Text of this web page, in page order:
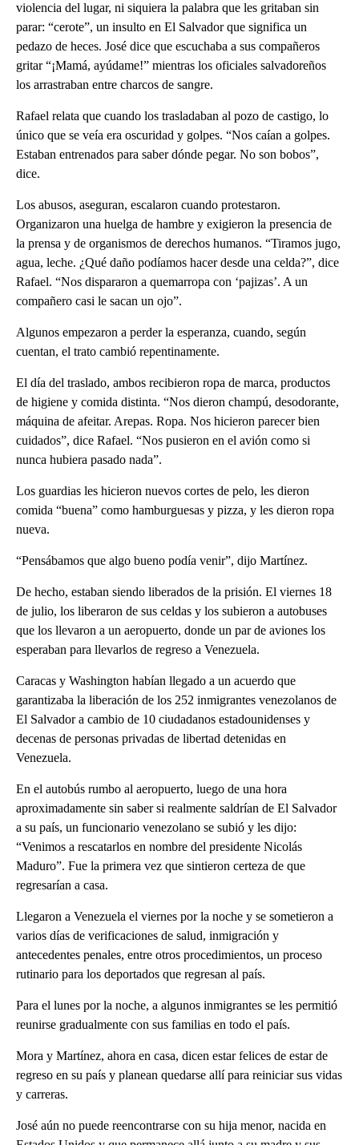
violencia del lugar, ni siquiera la palabra que les gritaban sin
parar: “cerote”, un insulto en El Salvador que significa un
pedazo de heces. José dice que escuchaba a sus compañeros
gritar “¡Mamá, ayúdame!” mientras los oficiales salvadoreños
los arrastraban entre charcos de sangre.
Rafael relata que cuando los trasladaban al pozo de castigo, lo
único que se veía era oscuridad y golpes. “Nos caían a golpes.
Estaban entrenados para saber dónde pegar. No son bobos”,
dice.
Los abusos, aseguran, escalaron cuando protestaron.
Organizaron una huelga de hambre y exigieron la presencia de
la prensa y de organismos de derechos humanos. “Tiramos jugo,
agua, leche. ¿Qué daño podíamos hacer desde una celda?”, dice
Rafael. “Nos dispararon a quemarropa con ‘pajizas’. A un
compañero casi le sacan un ojo”.
Algunos empezaron a perder la esperanza, cuando, según
cuentan, el trato cambió repentinamente.
El día del traslado, ambos recibieron ropa de marca, productos
de higiene y comida distinta. “Nos dieron champú, desodorante,
máquina de afeitar. Arepas. Ropa. Nos hicieron parecer bien
cuidados”, dice Rafael. “Nos pusieron en el avión como si
nunca hubiera pasado nada”.
Los guardias les hicieron nuevos cortes de pelo, les dieron
comida “buena” como hamburguesas y pizza, y les dieron ropa
nueva.
“Pensábamos que algo bueno podía venir”, dijo Martínez.
De hecho, estaban siendo liberados de la prisión. El viernes 18
de julio, los liberaron de sus celdas y los subieron a autobuses
que los llevaron a un aeropuerto, donde un par de aviones los
esperaban para llevarlos de regreso a Venezuela.
Caracas y Washington habían llegado a un acuerdo que
garantizaba la liberación de los 252 inmigrantes venezolanos de
El Salvador a cambio de 10 ciudadanos estadounidenses y
decenas de personas privadas de libertad detenidas en
Venezuela.
En el autobús rumbo al aeropuerto, luego de una hora
aproximadamente sin saber si realmente saldrían de El Salvador
a su país, un funcionario venezolano se subió y les dijo:
“Venimos a rescatarlos en nombre del presidente Nicolás
Maduro”. Fue la primera vez que sintieron certeza de que
regresarían a casa.
Llegaron a Venezuela el viernes por la noche y se sometieron a
varios días de verificaciones de salud, inmigración y
antecedentes penales, entre otros procedimientos, un proceso
rutinario para los deportados que regresan al país.
Para el lunes por la noche, a algunos inmigrantes se les permitió
reunirse gradualmente con sus familias en todo el país.
Mora y Martínez, ahora en casa, dicen estar felices de estar de
regreso en su país y planean quedarse allí para reiniciar sus vidas
y carreras.
José aún no puede reencontrarse con su hija menor, nacida en